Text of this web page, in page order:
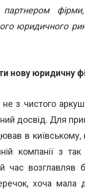
партнером
юридичного
нову юридичну
з чистого
досвід. Для
в
компанії з
час
хоча мала